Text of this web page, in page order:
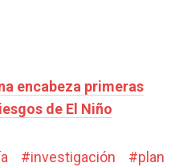
encabeza primeras
de El Niño
#investigación #plan